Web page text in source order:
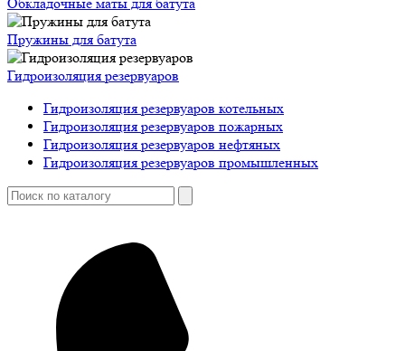
Пружины для батута
Гидроизоляция резервуаров
Гидроизоляция резервуаров котельных
Гидроизоляция резервуаров пожарных
Гидроизоляция резервуаров нефтяных
Гидроизоляция резервуаров промышленных